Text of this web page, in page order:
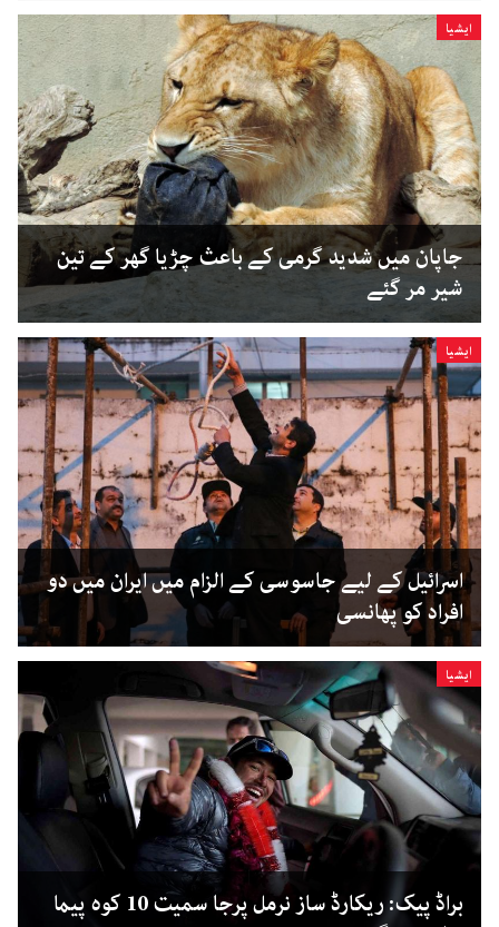
ایشیا
جاپان میں شدید گرمی کے باعث چڑیا گھر کے تین
شیر مر گئے
ایشیا
اسرائیل کے لیے جاسوسی کے الزام میں ایران میں دو
افراد کو پھانسی
ایشیا
براڈ پیک: ریکارڈ ساز نرمل پرجا سمیت 10 کوہ پیما